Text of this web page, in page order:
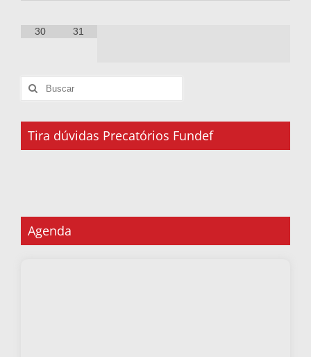
30 31
Tira dúvidas Precatórios Fundef
Agenda